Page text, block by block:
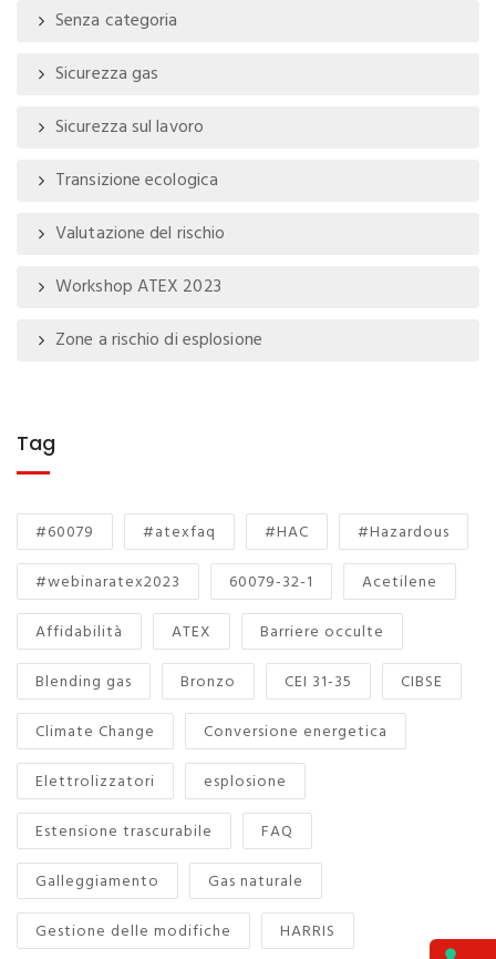
Senza categoria
Sicurezza gas
Sicurezza sul lavoro
Transizione ecologica
Valutazione del rischio
Workshop ATEX 2023
Zone a rischio di esplosione
Tag
#60079 #atexfaq #HAC
#Hazardous
#webinaratex2023
60079-32-1
Acetilene
Affidabilità
ATEX
Barriere occulte
Blending gas
Bronzo CEI 31-35
CIBSE
Climate Change
Conversione energetica
Elettrolizzatori
esplosione
Estensione trascurabile
FAQ
Galleggiamento
Gas naturale
Gestione delle modifiche
HARRIS